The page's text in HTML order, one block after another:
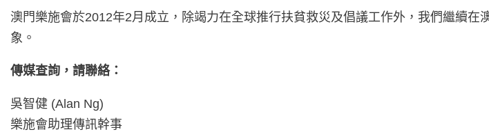
澳門樂施會於2012年2月成立，除竭力在全球推行扶貧救災及倡議工作外，我們繼續
象。
傳媒查詢，請聯絡：
吳智健 (Alan Ng)
樂施會助理傳訊幹事